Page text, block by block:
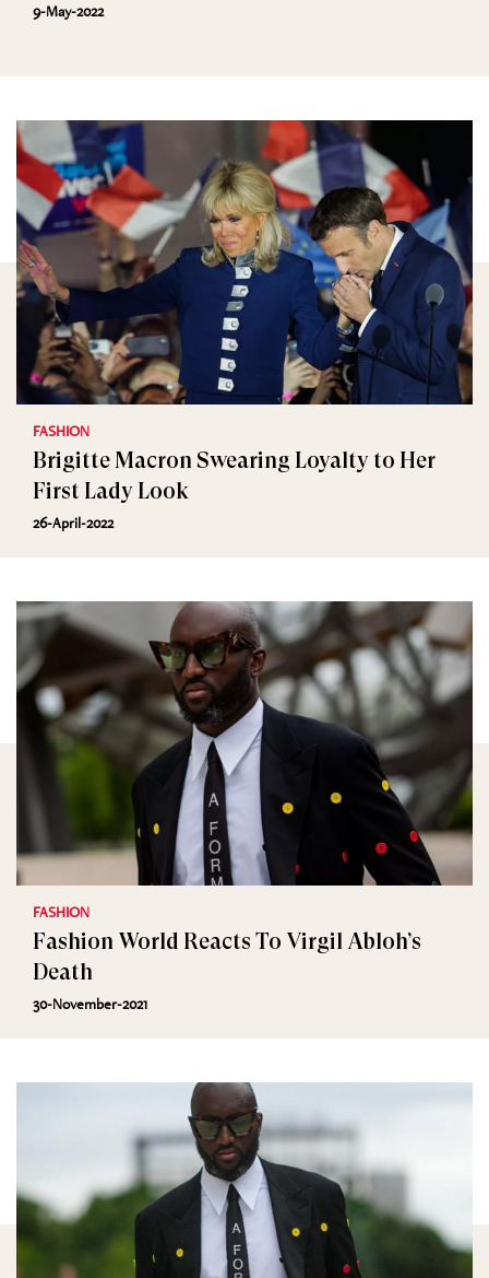
9-May-2022
FASHION
Brigitte Macron Swearing Loyalty to Her
First Lady Look
26-April-2022
FASHION
Fashion World Reacts To Virgil Abloh’s
Death
30-November-2021